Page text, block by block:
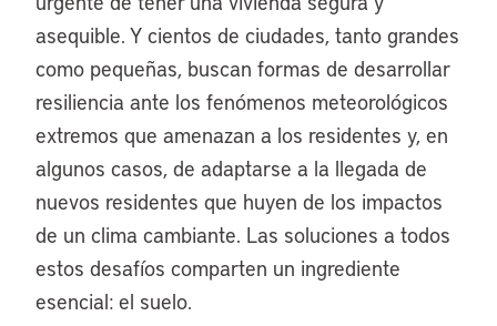
asequible. Y cientos de ciudades, tanto grandes
como pequeñas, buscan formas de desarrollar
resiliencia ante los fenómenos meteorológicos
extremos que amenazan a los residentes y, en
algunos casos, de adaptarse a la llegada de
nuevos residentes que huyen de los impactos
de un clima cambiante. Las soluciones a todos
estos desafíos comparten un ingrediente
esencial: el suelo.